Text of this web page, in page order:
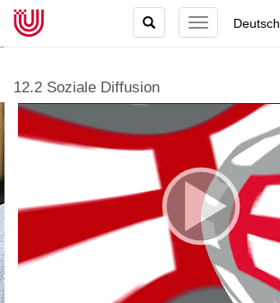
Deutsch
TOGGLE
NAVIGATION
TOGGLE
SEARCH
12.2 Soziale Diffusion